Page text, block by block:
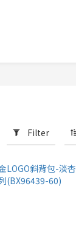
Filter